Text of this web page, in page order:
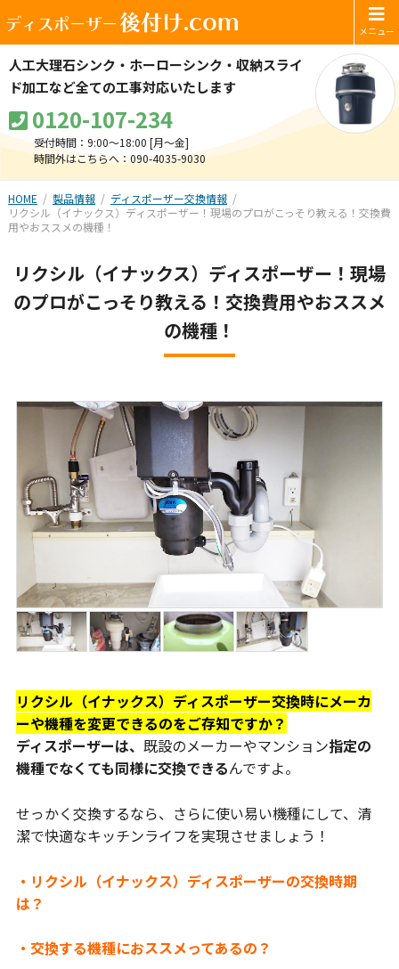
ディスポーザー後付け.com
人工大理石シンク・ホーローシンク・ 収納スライ
ド加工など全ての工事対応いたします
0120-107-234
受付時間：9:00～18:00 [月〜金]
時間外はこちらへ：090-4035-9030
HOME 製品情報
ディスポーザー交換情報
リクシル（イナックス）ディスポーザー！現場のプロがこっそり教える！交換費
用やおススメの機種！
リクシル（イナックス）ディスポーザー！現場
のプロがこっそり教える！交換費用やおススメ
の機種！
リクシル（イナックス）ディスポーザー交換時にメーカ
ーや機種を変更できるのをご存知ですか？
ディスポーザーは、 既設のメーカーやマンション指定の
機種でなくても同様に交換できるんですよ。
せっかく交換するなら、さらに使い易い機種にして、清
潔で快適なキッチンライフを実現させましょう！
・リクシル（イナックス）ディスポーザーの交換時期
は？
・交換する機種におススメってあるの？